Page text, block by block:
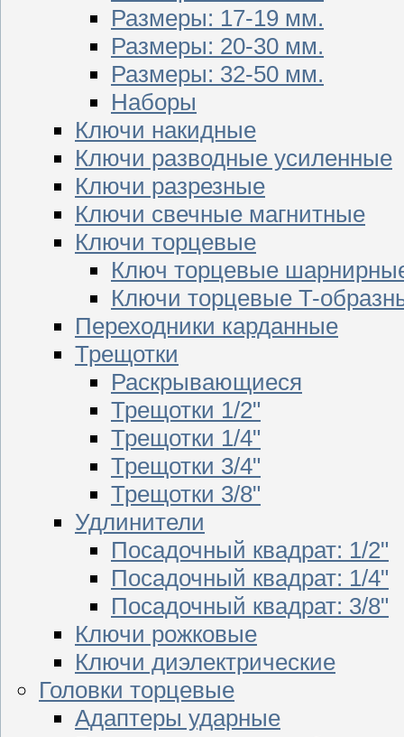
Размеры: 17-19 мм.
Размеры: 20-30 мм.
Размеры: 32-50 мм.
Наборы
Ключи накидные
Ключи разводные усиленные
Ключи разрезные
Ключи свечные магнитные
Ключи торцевые
Ключ торцевые
Ключи торцевые T-
Переходники карданные
Трещотки
Раскрывающиеся
Трещотки 1/2"
Трещотки 1/4"
Трещотки 3/4"
Трещотки 3/8"
Удлинители
Посадочный квадрат: 1/2"
Посадочный квадрат: 1/4"
Посадочный квадрат: 3/8"
Ключи рожковые
Ключи диэлектрические
Головки торцевые
Адаптеры ударные